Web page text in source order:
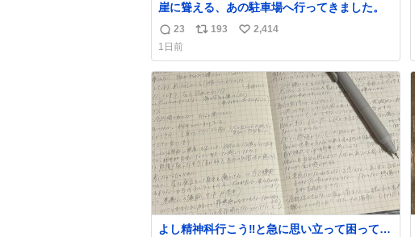
崖に聳える、あの駐車場へ行ってきました。
返
信
数
23
リ
ス
ト
数
193
い
ね
数
2,414
1日前
よし精神科行こう‼️と急に思い立って困ってる